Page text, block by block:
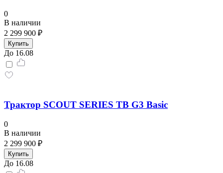
0
В наличии
2 299 900 ₽
Купить
До 16.08
Трактор SCOUT SERIES TB G3 Basiс
0
В наличии
2 299 900 ₽
Купить
До 16.08